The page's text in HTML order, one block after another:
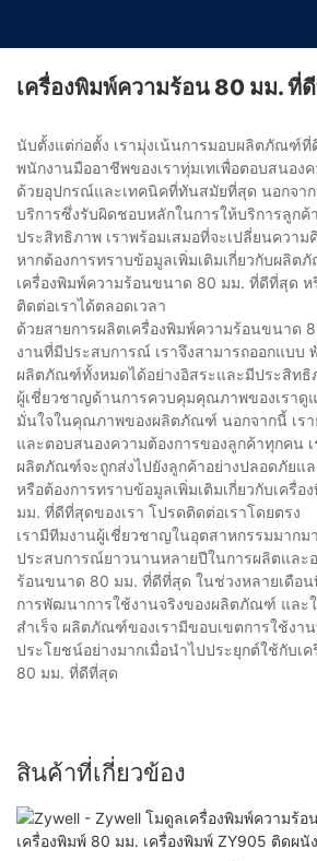
เครื่องพิมพ์ความร้อน 80 มม. ที่
นับตั้งแต่ก่อตั้ง เรามุ่งเน้นการมอบผลิตภัณฑ์ที่
พนักงานมืออาชีพของเราทุ่มเทเพื่อตอบสนอง
ด้วยอุปกรณ์และเทคนิคที่ทันสมัยที่สุด นอกจาก
บริการซึ่งรับผิดชอบหลักในการให้บริการลูกค้
ประสิทธิภาพ เราพร้อมเสมอที่จะเปลี่ยนควา
หากต้องการทราบข้อมูลเพิ่มเติมเกี่ยวกับผลิต
เครื่องพิมพ์ความร้อนขนาด 80 มม. ที่ดีที่สุด ห
ติดต่อเราได้ตลอดเวลา
ด้วยสายการผลิตเครื่องพิมพ์ความร้อนขนาด
งานที่มีประสบการณ์ เราจึงสามารถออกแบ
ผลิตภัณฑ์ทั้งหมดได้อย่างอิสระและมีประสิทธิ
ผู้เชี่ยวชาญด้านการควบคุมคุณภาพของเราดู
มั่นใจในคุณภาพของผลิตภัณฑ์ นอกจากนี้ เรา
และตอบสนองความต้องการของลูกค้าทุกคน
ผลิตภัณฑ์จะถูกส่งไปยังลูกค้าอย่างปลอดภัยแ
หรือต้องการทราบข้อมูลเพิ่มเติมเกี่ยวกับเครื่
มม. ที่ดีที่สุดของเรา โปรดติดต่อเราโดยตรง
เรามีทีมงานผู้เชี่ยวชาญในอุตสาหกรรมมากม
ประสบการณ์ยาวนานหลายปีในการผลิตและ
ร้อนขนาด 80 มม. ที่ดีที่สุด ในช่วงหลายเดือน
การพัฒนาการใช้งานจริงของผลิตภัณฑ์ และ
สำเร็จ ผลิตภัณฑ์ของเรามีขอบเขตการใช้งา
ประโยชน์อย่างมากเมื่อนำไปประยุกต์ใช้กับเ
80 มม. ที่ดีที่สุด
สินค้าที่เกี่ยวข้อง